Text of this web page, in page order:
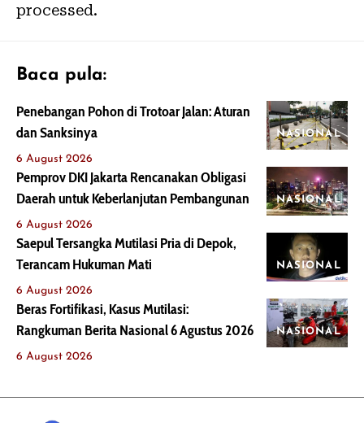
processed.
Baca pula:
NASIONAL
Penebangan Pohon di Trotoar Jalan: Aturan
dan Sanksinya
6 August 2026
NASIONAL
Pemprov DKI Jakarta Rencanakan Obligasi
Daerah untuk Keberlanjutan Pembangunan
6 August 2026
NASIONAL
Saepul Tersangka Mutilasi Pria di Depok,
Terancam Hukuman Mati
6 August 2026
NASIONAL
Beras Fortifikasi, Kasus Mutilasi:
Rangkuman Berita Nasional 6 Agustus 2026
6 August 2026